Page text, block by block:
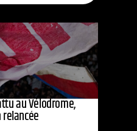
au Vélodrome,